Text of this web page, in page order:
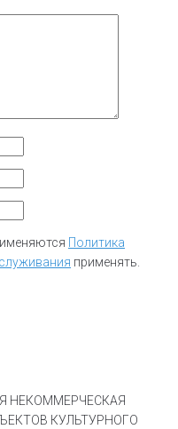
Политика
применять.
НЕКОММЕРЧЕСКАЯ
КУЛЬТУРНОГО